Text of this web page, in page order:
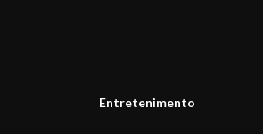
Entretenimento